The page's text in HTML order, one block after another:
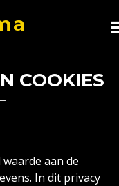
COOKIES
aan de
In dit privacy